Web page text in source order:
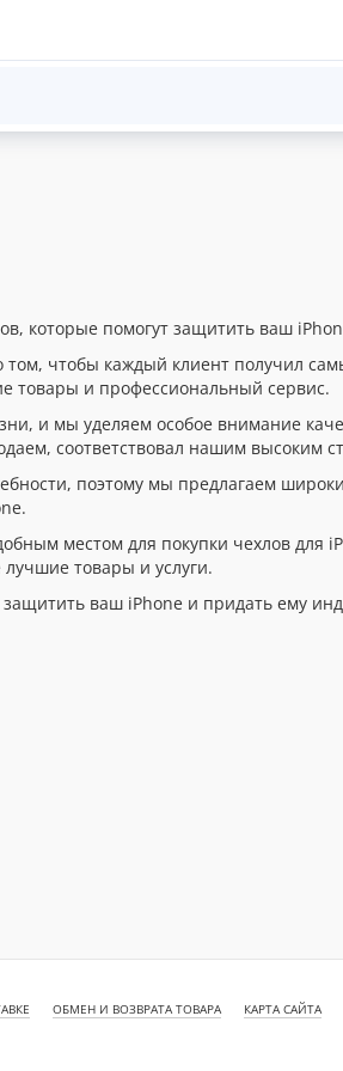
которые помогут защитить ваш
том, чтобы каждый клиент получил
товары и профессиональный сервис.
и мы уделяем особое внимание
соответствовал нашим высоким
поэтому мы предлагаем
местом для покупки чехлов для
товары и услуги.
ваш iPhone и придать ему
ОБМЕН И ВОЗВРАТА ТОВАРА КАРТА САЙТА